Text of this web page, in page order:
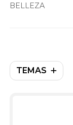
TEMAS
BELLEZA